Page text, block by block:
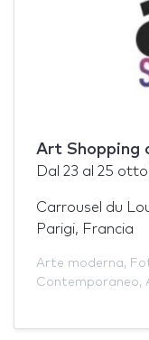
Art Shopping
Dal 23 al 25
Carrousel du
Parigi, Francia
Arte moderna,
Contemporaneo,